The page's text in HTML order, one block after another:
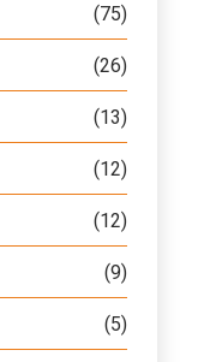
(75)
(26)
(13)
(12)
(12)
(9)
(5)